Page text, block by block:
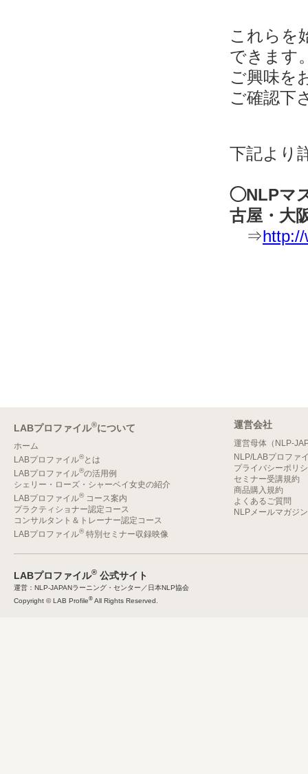
これらを
できます
ご興味を
ご確認下
下記より
◯NLPマ
古屋・大
⇒http://
LABプロファイル®について
ホーム
LABプロファイル®とは
LABプロファイル®の活用例
シェリー・ローズ・シャーベイ女史の紹介
LABプロファイル®コース案内
プラクティショナー認定コース
コンサルタント＆トレーナー認定コース
LABプロファイル®特別セミナー収録映像
運営会社
運営母体（NLP-
NLP/LABプロファ
プライバシーポリ
セミナー受講規約
商品購入規約
よくあるご質問
NLPメールマガジ
LABプロファイル® 公式サイト
運営：NLP-JAPANラーニング・センター／日本NLP協会
Copyright © LAB Profile® All Rights Reserved.